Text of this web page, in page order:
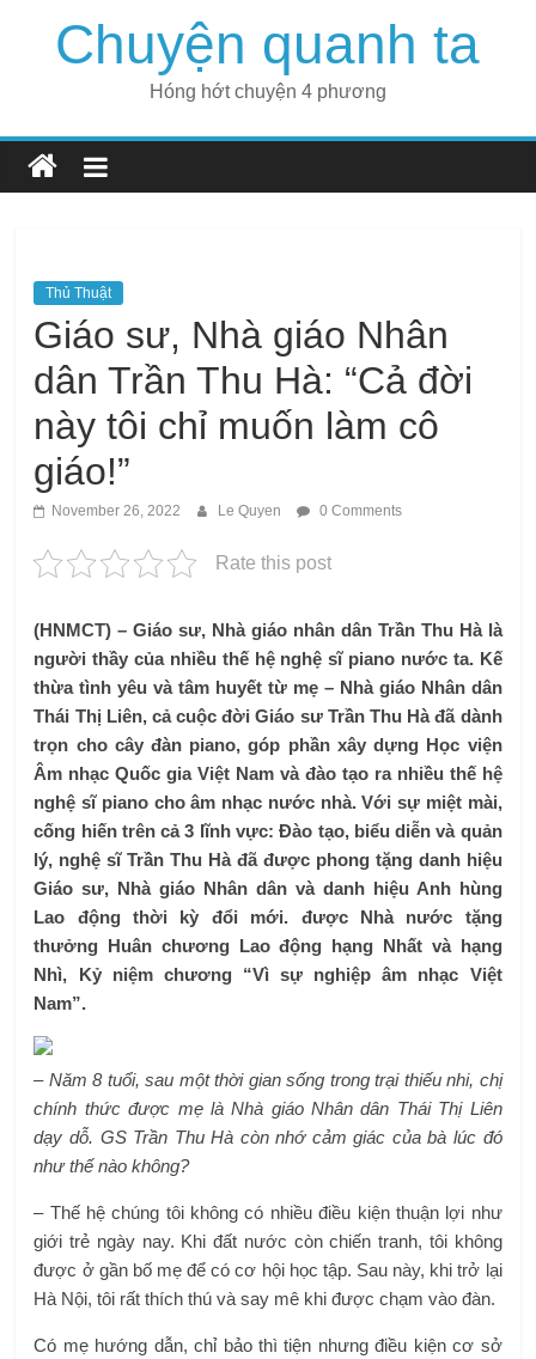
Chuyện quanh ta
Hóng hớt chuyện 4 phương
Thủ Thuật
Giáo sư, Nhà giáo Nhân
dân Trần Thu Hà: “Cả đời
này tôi chỉ muốn làm cô
giáo!”
November 26, 2022 Le Quyen 0 Comments
Rate this post
(HNMCT) – Giáo sư, Nhà giáo nhân dân Trần Thu Hà là
người thầy của nhiều thế hệ nghệ sĩ piano nước ta. Kế
thừa tình yêu và tâm huyết từ mẹ – Nhà giáo Nhân dân
Thái Thị Liên, cả cuộc đời Giáo sư Trần Thu Hà đã dành
trọn cho cây đàn piano, góp phần xây dựng Học viện
Âm nhạc Quốc gia Việt Nam và đào tạo ra nhiều thế hệ
nghệ sĩ piano cho âm nhạc nước nhà. Với sự miệt mài,
cống hiến trên cả 3 lĩnh vực: Đào tạo, biểu diễn và quản
lý, nghệ sĩ Trần Thu Hà đã được phong tặng danh hiệu
Giáo sư, Nhà giáo Nhân dân và danh hiệu Anh hùng
Lao động thời kỳ đổi mới. được Nhà nước tặng
thưởng Huân chương Lao động hạng Nhất và hạng
Nhì, Kỷ niệm chương “Vì sự nghiệp âm nhạc Việt
Nam”.
– Năm 8 tuổi, sau một thời gian sống trong trại thiếu nhi, chị
chính thức được mẹ là Nhà giáo Nhân dân Thái Thị Liên
dạy dỗ. GS Trần Thu Hà còn nhớ cảm giác của bà lúc đó
như thế nào không?
– Thế hệ chúng tôi không có nhiều điều kiện thuận lợi như
giới trẻ ngày nay. Khi đất nước còn chiến tranh, tôi không
được ở gần bố mẹ để có cơ hội học tập. Sau này, khi trở lại
Hà Nội, tôi rất thích thú và say mê khi được chạm vào đàn.
Có mẹ hướng dẫn, chỉ bảo thì tiện nhưng điều kiện cơ sở